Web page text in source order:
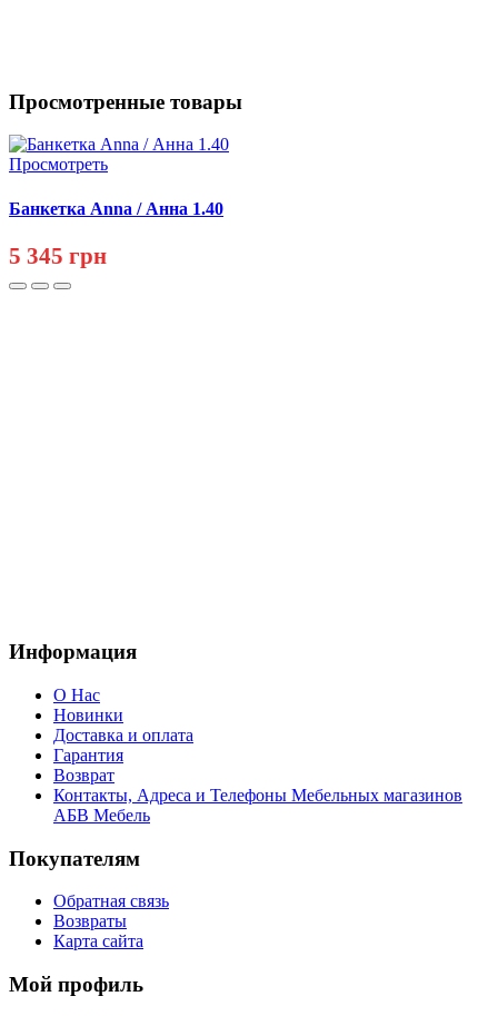
Просмотренные товары
Просмотреть
Банкетка Anna / Анна 1.40
5 345 грн
Информация
О Нас
Новинки
Доставка и оплата
Гарантия
Возврат
Контакты, Адреса и Телефоны Мебельных магазинов
АБВ Мебель
Покупателям
Обратная связь
Возвраты
Карта сайта
Мой профиль